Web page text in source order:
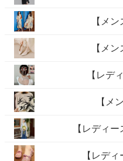
【メ
【メ
【レデ
【メ
【レディ
【レデ